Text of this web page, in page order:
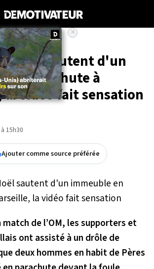
Noël sautent d'un
en parachute à
la vidéo fait sensation
15h30
Ajouter comme source préférée
de l’OM, les supporters et
ont assisté à un drôle de
deux hommes en habit de Pères
×